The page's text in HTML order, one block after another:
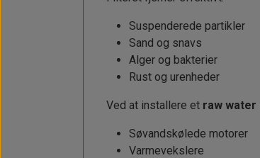
Landstrømskabler
Paneler & Kontakter
Sikringer
Værktøj
Tilbehør
Brændstoftank
Gori propeller
instrumenter
Additive
Børster & Svampe m.m.
El-artikler
Tovværk & fortøjning
Strøm
Gavekort
Udlejning af bådudstyr
Hvem er vi
Fordele hos Shop12volt
Suspenderede partikler
Sand og snavs
Alger og bakterier
Rust og urenheder
Ved at installere et raw
Søvandskølede motorer
Varmevekslere